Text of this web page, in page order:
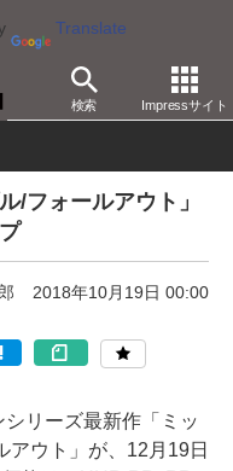
Translate
検索 Impressサイト
DVD
/フォールアウト」
2018年10月19日 00:00
リーズ最新作「ミッ
アウト」が、12月19日